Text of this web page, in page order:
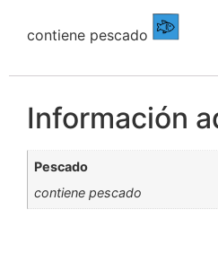
contiene pescado
Información
Pescado
contiene pescado